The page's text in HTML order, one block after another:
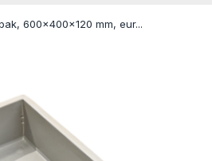
600x400x120 mm, eur...